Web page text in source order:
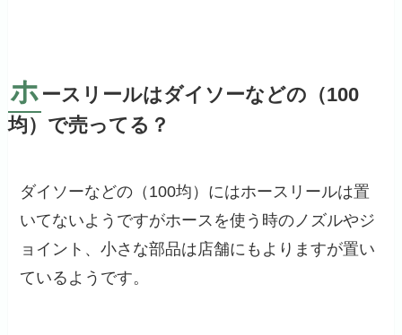
ホ ースリールはダイソーなどの（100
均）で売ってる？
ダイソーなどの（100均）にはホースリールは置
いてないようですがホースを使う時のノズルやジ
ョイント、小さな部品は店舗にもよりますが置い
ているようです。